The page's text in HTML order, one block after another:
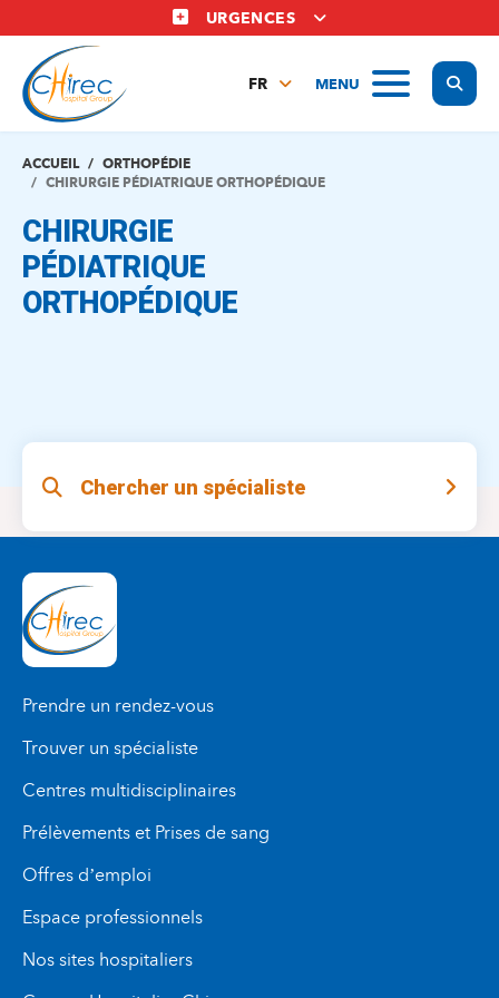
au
contenu
principal
URGENCES
MENU
FR
ACCUEIL
ORTHOPÉDIE
CHIRURGIE PÉDIATRIQUE ORTHOPÉDIQUE
CHIRURGIE
PÉDIATRIQUE
ORTHOPÉDIQUE
Chercher un spécialiste
Prendre un rendez-vous
Trouver un spécialiste
Centres multidisciplinaires
Prélèvements et Prises de sang
Offres d’emploi
Espace professionnels
Nos sites hospitaliers